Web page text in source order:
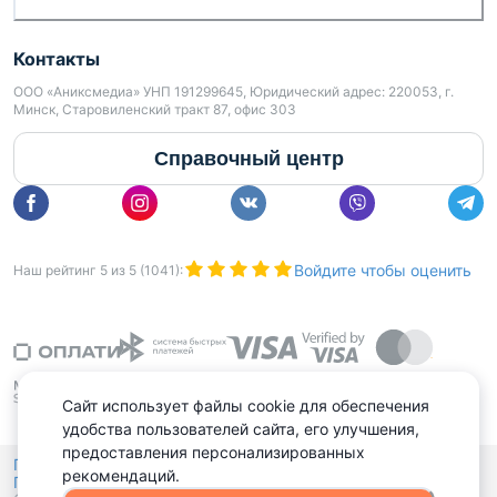
международной недвижимости Моя 7Я»
УНП 193750826
Лицензия: № 02240/484 выдана МЮ РБ 18.05.2024
г.
Страховое свидетельство БР 0004860
Контакты
ООО «Аниксмедиа» УНП 191299645, Юридический адрес: 220053, г.
Минск, Старовиленский тракт 87, офис 303
Справочный центр
Наш рейтинг 5 из 5 (1041 ): Войдите чтобы оценить
Политика конфиденциальности,
Политика обработки файлов куки и
Сайт использует файлы cookie для обеспечения
удобства пользователей сайта, его улучшения,
предоставления персонализированных
рекомендаций.